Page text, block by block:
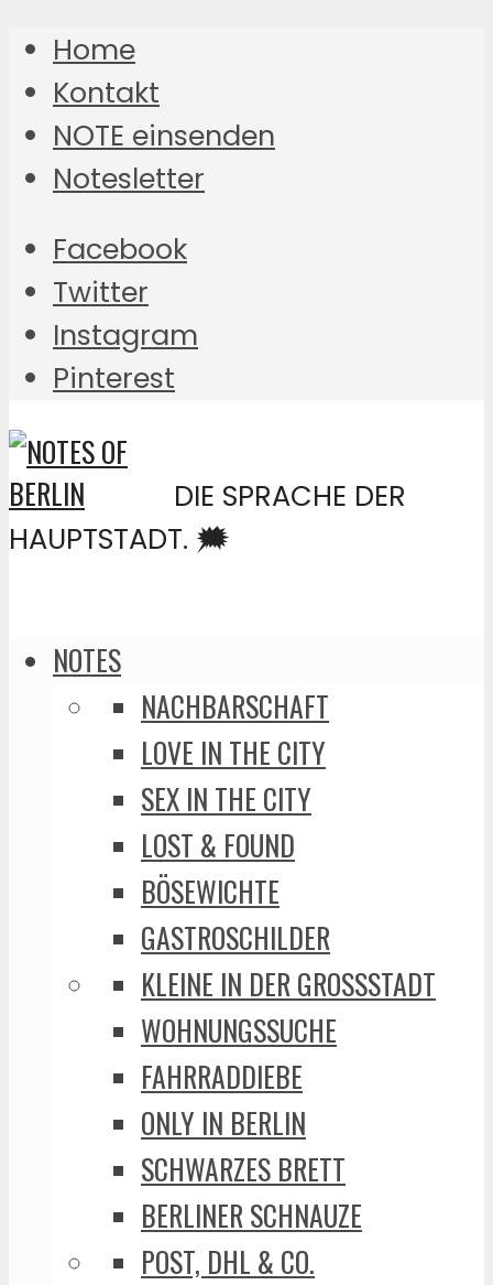
Home
Kontakt
NOTE einsenden
Notesletter
Facebook
Twitter
Instagram
Pinterest
DIE SPRACHE DER
HAUPTSTADT. 🗯️
NOTES
NACHBARSCHAFT
LOVE IN THE CITY
SEX IN THE CITY
LOST & FOUND
BÖSEWICHTE
GASTROSCHILDER
KLEINE IN DER GROSSSTADT
WOHNUNGSSUCHE
FAHRRADDIEBE
ONLY IN BERLIN
SCHWARZES BRETT
BERLINER SCHNAUZE
POST, DHL & CO.